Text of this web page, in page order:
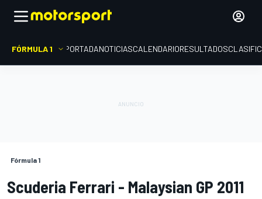
FÓRMULA 1 PORTADANOTICIASCALENDARIORESULTADOS
Fórmula 1
Scuderia Ferrari - Malaysian GP 2011